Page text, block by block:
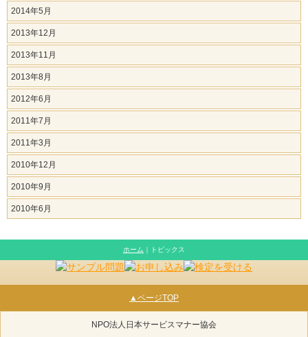
2014年5月
2013年12月
2013年11月
2013年8月
2012年6月
2011年7月
2011年3月
2010年12月
2010年9月
2010年6月
ホーム ｜トピックス
▲ページTOP
NPO法人日本サービスマナー協会